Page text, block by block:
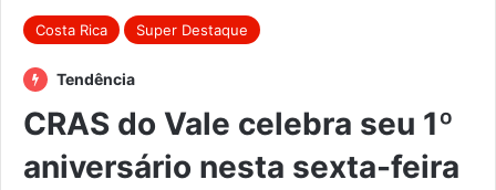
Costa Rica Super Destaque
Tendência
CRAS do Vale celebra seu 1º
aniversário nesta sexta-feira